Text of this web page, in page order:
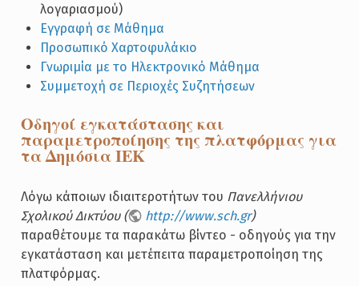
λογαριασμού)
Εγγραφή σε Μάθημα
Προσωπικό Χαρτοφυλάκιο
Γνωριμία με το Ηλεκτρονικό Μάθημα
Συμμετοχή σε Περιοχές Συζητήσεων
Οδηγοί εγκατάστασης και
παραμετροποίησης της πλατφόρμας για
τα Δημόσια ΙΕΚ
Λόγω κάποιων ιδιαιτεροτήτων του Πανελλήνιου
Σχολικού Δικτύου (
http://www.sch.gr)
παραθέτουμε τα παρακάτω βίντεο - οδηγούς για την
εγκατάσταση και μετέπειτα παραμετροποίηση της
πλατφόρμας.